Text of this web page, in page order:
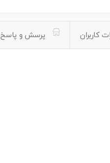
کاربران پرسش و پاسخ